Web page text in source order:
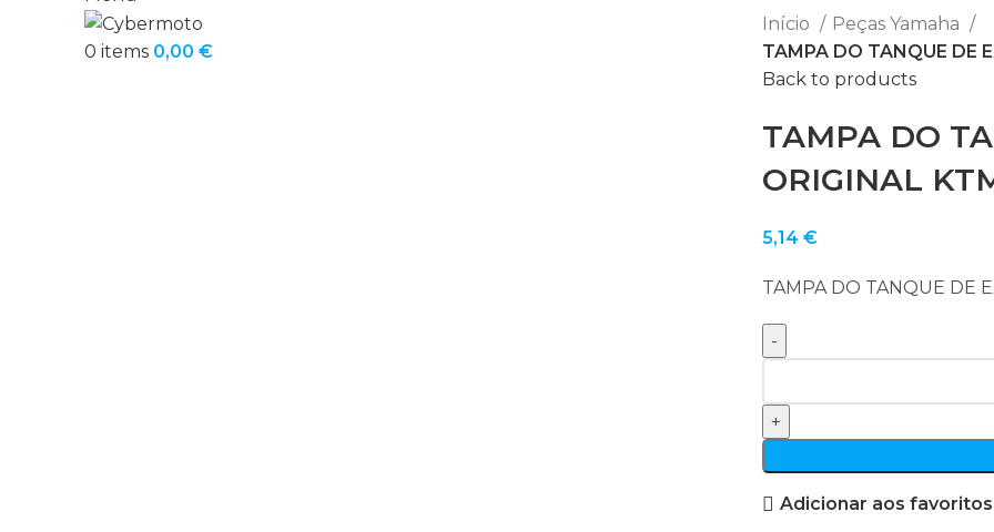
0 items 0,00 €
Início
Peças Yamaha
TAMPA DO TANQUE DE
Back to products
TAMPA DO
ORIGINAL
5,14 €
TAMPA DO TANQUE DE
de
TAMPA
DEAdicionar aos favoritos